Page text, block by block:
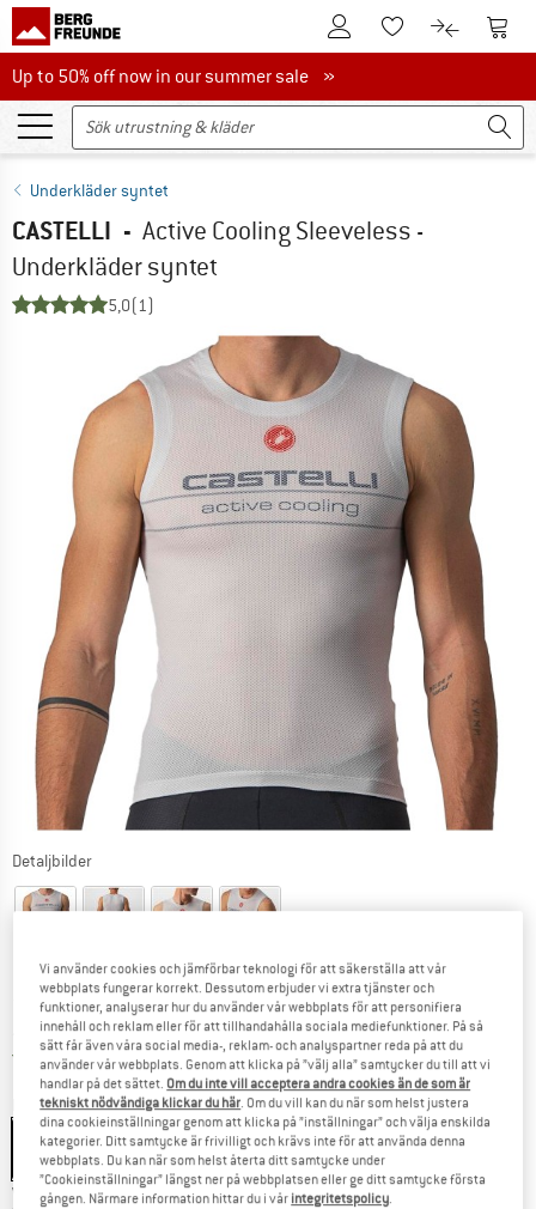
Till kundkontotTill minneslistan.
Till Till
Up to 50% off now in our summer sale
Up to 50% off now in our summer sale »
Underkläder syntet
CASTELLI - Active Cooling Sleeveless -
Underkläder syntet
5,0(1)
Detaljbilder
Pris:
79,95€ inkl. moms
KR 875,09
Fraktfri(SE)Sverige. Information om fraktkostnader. Öppnas
Färg:Silver Gray
Välj en storlek:
Vi använder cookies och jämförbar teknologi för att säkerställa att vår
webbplats fungerar korrekt. Dessutom erbjuder vi extra tjänster och
funktioner, analyserar hur du använder vår webbplats för att personifiera
innehåll och reklam eller för att tillhandahålla sociala mediefunktioner. På så
sätt får även våra social media-, reklam- och analyspartner reda på att du
använder vår webbplats. Genom att klicka på ”välj alla” samtycker du till att vi
handlar på det sättet. Om du inte vill acceptera andra cookies än de som är
tekniskt nödvändiga klickar du här. Om du vill kan du när som helst justera
dina cookieinställningar genom att klicka på ”inställningar” och välja enskilda
kategorier. Ditt samtycke är frivilligt och krävs inte för att använda denna
webbplats. Du kan när som helst återta ditt samtycke under
”Cookieinställningar” längst ner på webbplatsen eller ge ditt samtycke första
gången. Närmare information hittar du i vår integritetspolicy.